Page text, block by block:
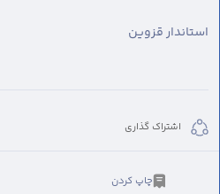
استاندار قزوین
اشتراک گذاری
چاپ کردن